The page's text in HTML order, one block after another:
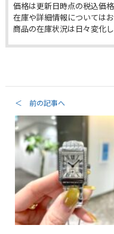
価格は更新日時点の税込価格
在庫や詳細情報については
商品の在庫状況は日々変化
＜ 前の記事へ